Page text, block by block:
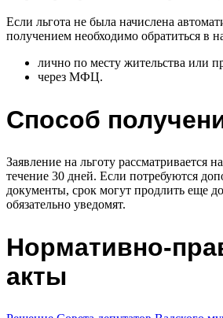
Если льгота не была начислена
получением необходимо обратиться в
лично по месту жительства или
через МФЦ.
Способ
Заявление на льготу рассматривается
течение 30 дней. Если потребуются
документы, срок могут продлить еще
обязательно уведомят.
Нормативно-
акты